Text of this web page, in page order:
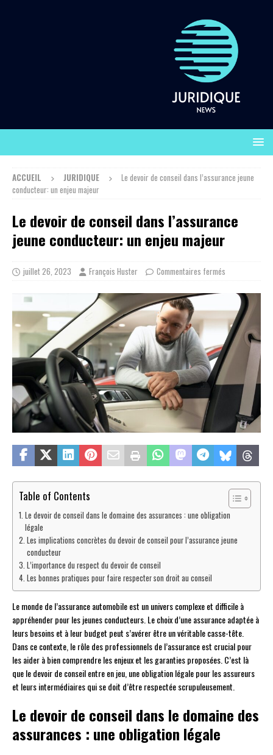
ACCUEIL JURIDIQUE
Le devoir de conseil dans l’assurance jeune
conducteur: un enjeu majeur
Le devoir de conseil dans l’assurance
jeune conducteur: un enjeu majeur
juillet 26, 2023 François Huster Commentaires fermés
Table of Contents
Le devoir de conseil dans le domaine des assurances : une obligation
légale
Les implications concrètes du devoir de conseil pour l’assurance jeune
conducteur
L’importance du respect du devoir de conseil
Les bonnes pratiques pour faire respecter son droit au conseil
Le monde de l’assurance automobile est un univers complexe et difficile à
appréhender pour les jeunes conducteurs. Le choix d’une assurance adaptée à
leurs besoins et à leur budget peut s’avérer être un véritable casse-tête.
Dans ce contexte, le rôle des professionnels de l’assurance est crucial pour
les aider à bien comprendre les enjeux et les garanties proposées. C’est là
que le devoir de conseil entre en jeu, une obligation légale pour les assureurs
et leurs intermédiaires qui se doit d’être respectée scrupuleusement.
Le devoir de conseil dans le domaine des
assurances : une obligation légale